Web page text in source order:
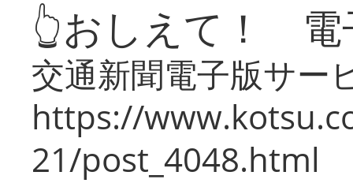
👆おしえて！ 電
交通新聞電子版サー
https://
21/post_4048.html